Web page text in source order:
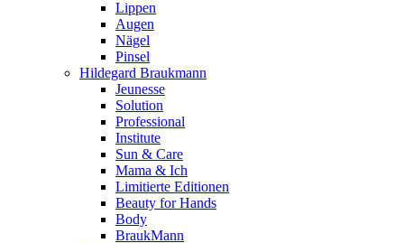
Lippen
Augen
Nägel
Pinsel
Hildegard Braukmann
Jeunesse
Solution
Professional
Institute
Sun & Care
Mama & Ich
Limitierte Editionen
Beauty for Hands
Body
BraukMann